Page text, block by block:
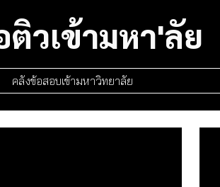
ติวเข้ามหา'ลัย
คลังข้อสอบเข้ามหาวิทยาลัย